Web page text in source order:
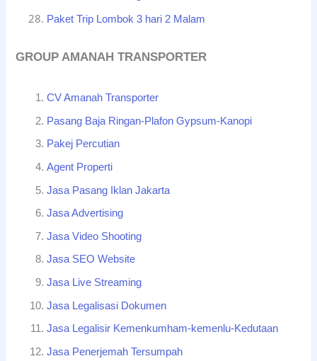
Paket Trip Lombok 3 hari 2 Malam
GROUP AMANAH TRANSPORTER
CV Amanah Transporter
Pasang Baja Ringan-Plafon Gypsum-Kanopi
Pakej Percutian
Agent Properti
Jasa Pasang Iklan Jakarta
Jasa Advertising
Jasa Video Shooting
Jasa SEO Website
Jasa Live Streaming
Jasa Legalisasi Dokumen
Jasa Legalisir Kemenkumham-kemenlu-Kedutaan
Jasa Penerjemah Tersumpah